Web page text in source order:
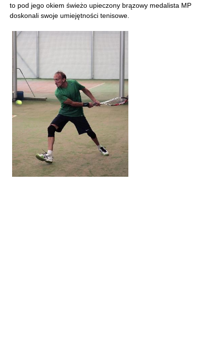
to pod jego okiem świeżo upieczony brązowy medalista MP
doskonali swoje umiejętności tenisowe.